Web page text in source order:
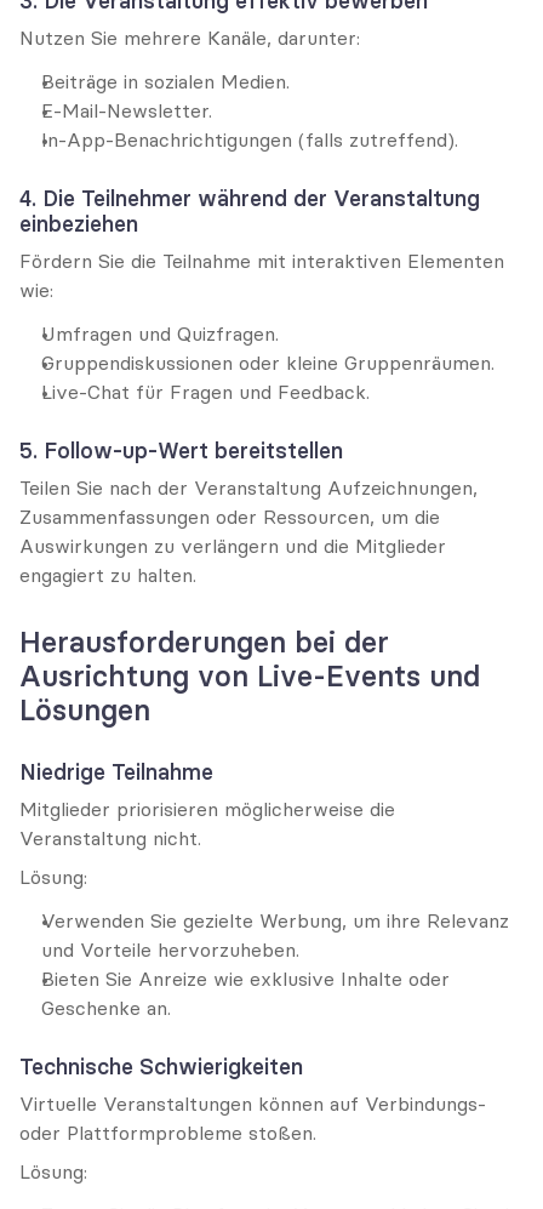
Nutzen Sie mehrere Kanäle, darunter:
Beiträge in sozialen Medien.
E-Mail-Newsletter.
In-App-Benachrichtigungen (falls zutreffend).
4. Die Teilnehmer während der Veranstaltung
einbeziehen
Fördern Sie die Teilnahme mit interaktiven Elementen
wie:
Umfragen und Quizfragen.
Gruppendiskussionen oder kleine Gruppenräumen.
Live-Chat für Fragen und Feedback.
5. Follow-up-Wert bereitstellen
Teilen Sie nach der Veranstaltung Aufzeichnungen,
Zusammenfassungen oder Ressourcen, um die
Auswirkungen zu verlängern und die Mitglieder
engagiert zu halten.
Herausforderungen bei der
Ausrichtung von Live-Events und
Lösungen
Niedrige Teilnahme
Mitglieder priorisieren möglicherweise die
Veranstaltung nicht.
Lösung:
Verwenden Sie gezielte Werbung, um ihre Relevanz
und Vorteile hervorzuheben.
Bieten Sie Anreize wie exklusive Inhalte oder
Geschenke an.
Technische Schwierigkeiten
Virtuelle Veranstaltungen können auf Verbindungs-
oder Plattformprobleme stoßen.
Lösung: